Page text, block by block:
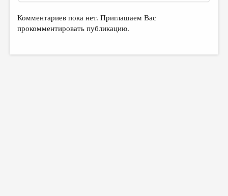
КУЛЬТУРОВЕДЕНИЕ
Комментариев пока нет. Приглашаем Вас
прокомментировать публикацию.